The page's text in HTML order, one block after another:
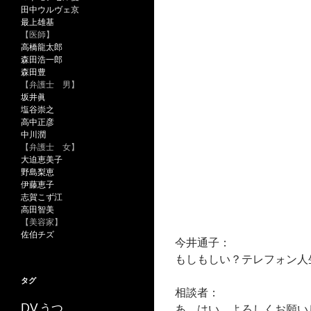
今井通子：
もしもしい？テレフォン人
相談者：
田中ウルヴェ京
最上雄基
【医師】
高橋龍太郎
森田浩一郎
森田豊
【弁護士 男】
坂井眞
塩谷崇之
高中正彦
中川潤
【弁護士 女】
大迫恵美子
野島梨恵
伊藤恵子
志賀こず江
高田智美
【美容家】
佐伯チズ
タグ
うつ